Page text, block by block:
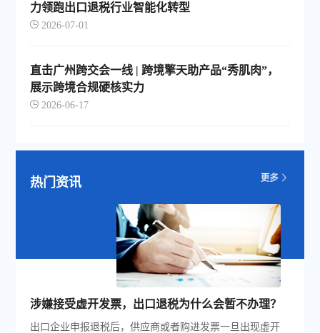
力领跑出口退税行业智能化转型
2026-07-01
直击广州跨交会一线 | 跨境擎天助产品“秀肌肉”，
展示跨境合规硬核实力
2026-06-17
热门资讯
涉嫌接受虚开发票，出口退税为什么会暂不办理？
出口企业申报退税后，供应商或者购进发票一旦出现虚开